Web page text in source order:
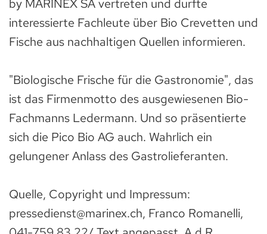
by MARINEX SA vertreten und durfte
interessierte Fachleute über Bio Crevetten und
Fische aus nachhaltigen Quellen informieren.
"Biologische Frische für die Gastronomie", das
ist das Firmenmotto des ausgewiesenen Bio-
Fachmanns Ledermann. Und so präsentierte
sich die Pico Bio AG auch. Wahrlich ein
gelungener Anlass des Gastrolieferanten.
Quelle, Copyright und Impressum:
pressedienst@marinex.ch, Franco Romanelli,